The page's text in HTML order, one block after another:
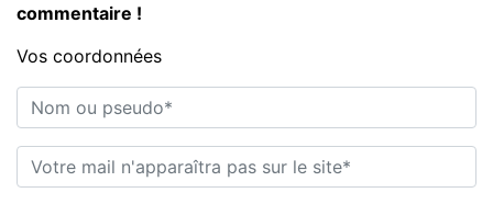
commentaire !
Vos coordonnées
Nom ou pseudo*
E-mail*